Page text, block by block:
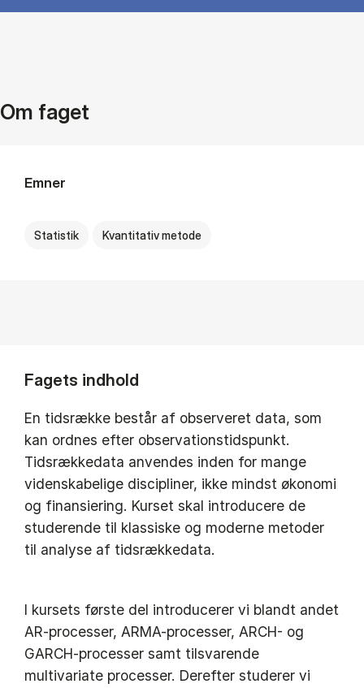
Om faget
Emner
Statistik Kvantitativ metode
Fagets indhold
En tidsrække består af observeret data, som
kan ordnes efter observationstidspunkt.
Tidsrækkedata anvendes inden for mange
videnskabelige discipliner, ikke mindst økonomi
og finansiering. Kurset skal introducere de
studerende til klassiske og moderne metoder
til analyse af tidsrækkedata.
I kursets første del introducerer vi blandt andet
AR-processer, ARMA-processer, ARCH- og
GARCH-processer samt tilsvarende
multivariate processer. Derefter studerer vi